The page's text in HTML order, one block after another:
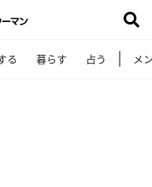
る 暮らす 占う メ